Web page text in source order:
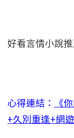
好看言情小說
心得連結：
《
+久別重逢+網遊